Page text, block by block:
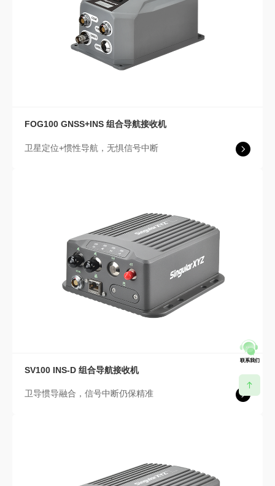
FOG100 GNSS+INS 组合导航接收机
卫星定位+惯性导航，无惧信号中断
SV100 INS-D 组合导航接收机
卫导惯导融合，信号中断仍保精准
联系我们